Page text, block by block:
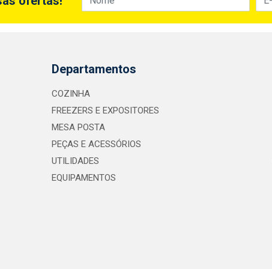
Departamentos
COZINHA
FREEZERS E EXPOSITORES
MESA POSTA
PEÇAS E ACESSÓRIOS
UTILIDADES
EQUIPAMENTOS